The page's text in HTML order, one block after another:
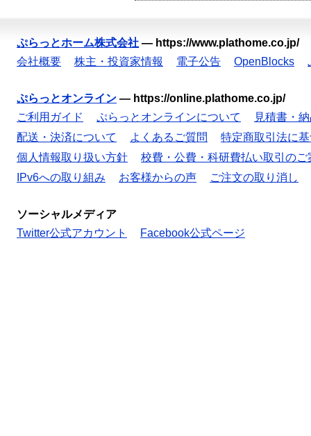
ぷらっとホーム株式会社 — https://www.plathome.co.jp/
会社概要
株主・投資家情報 電子公告 OpenBlocks
ぷらっとオンライン — https://online.plathome.co.jp/
ご利用ガイド
ぷらっとオンラインについて
見積書・
配送・決済について
よくあるご質問
特定商取引法に
個人情報取り扱い方針
校費・公費・科研費払い取引のご
IPv6への取り組み
お客様からの声 ご注文の取り消し
ソーシャルメディア
Twitter公式アカウント
Facebook公式ページ